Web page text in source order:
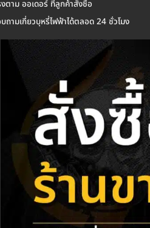
ตาม ออเดอร์ ที่ลูกค้าสั่งซื้อ
ถามเกี่ยวบุหรี่ไฟฟ้าได้ตลอด 24 ชั่วโมง